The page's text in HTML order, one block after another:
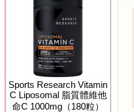
Sports Research Vitamin
C Liposomal 脂質體維他
命C 1000mg（180粒）